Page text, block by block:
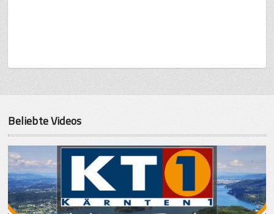
Beliebte Videos